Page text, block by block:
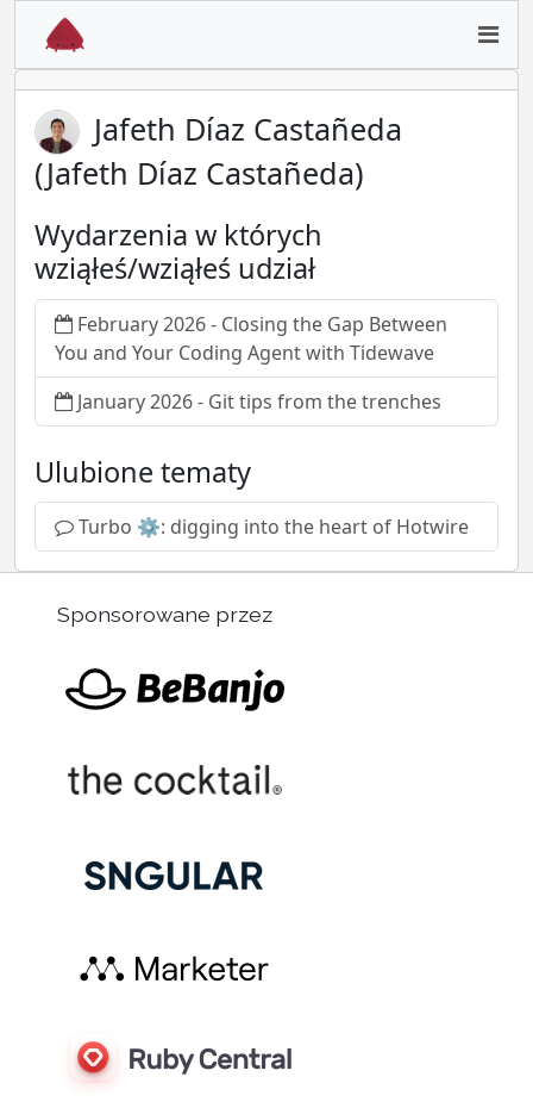
Jafeth Díaz Castañeda
(Jafeth Díaz Castañeda)
Wydarzenia w których
wziąłeś/wziąłeś udział
February 2026 - Closing the Gap Between
You and Your Coding Agent with Tidewave
January 2026 - Git tips from the trenches
Ulubione tematy
Turbo ⚙️: digging into the heart of Hotwire
Sponsorowane przez